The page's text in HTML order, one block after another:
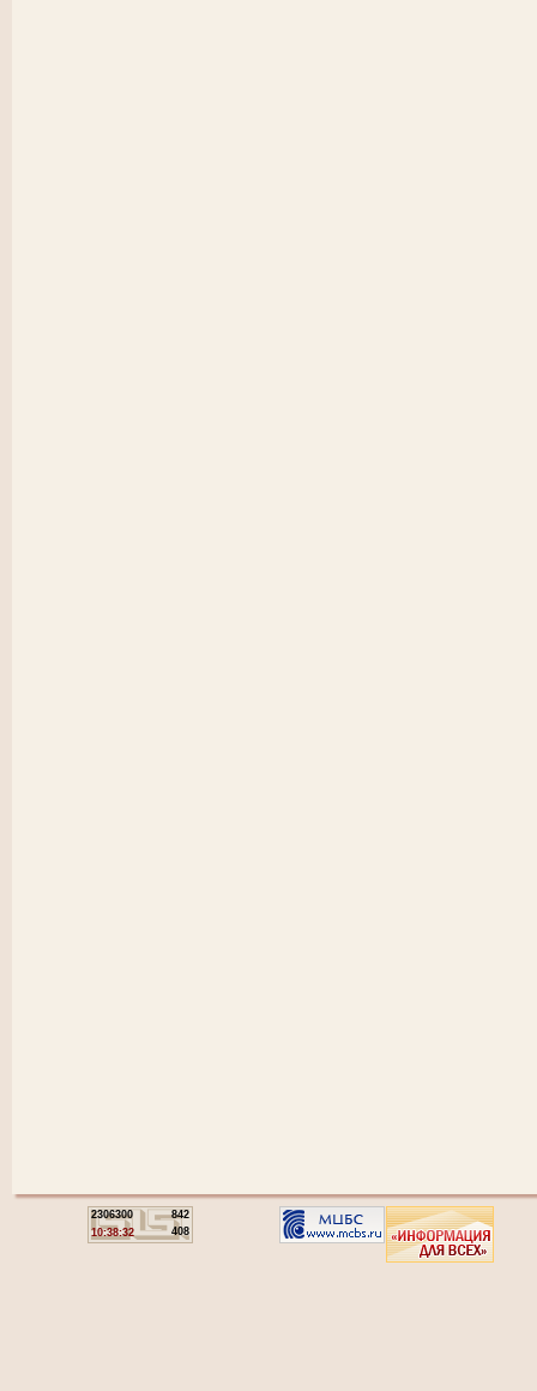
2306300
842
10:38:32
408